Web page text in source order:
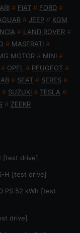
# FIAT # FORD #
# JEEP # KGM
# LAND ROVER #
# MASERATI #
MOTOR # MINI #
# OPEL # PEUGEOT #
# SEAT # SERES #
# SUZUKI # TESLA #
# ZEEKR
[test drive]
H [test drive]
PS 52 kWh [test
drive]